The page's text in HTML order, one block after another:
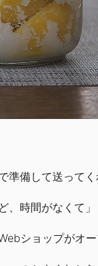
準備して送ってく
、時間がなくて」
ショップがオ